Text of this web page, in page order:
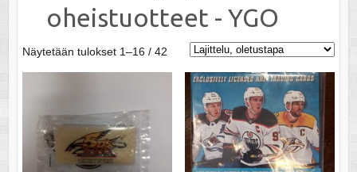
oheistuotteet - YGO
Näytetään tulokset 1–16 / 42